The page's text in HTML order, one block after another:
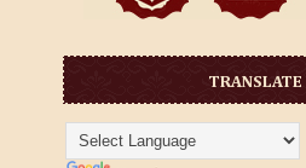
TRANSLATE